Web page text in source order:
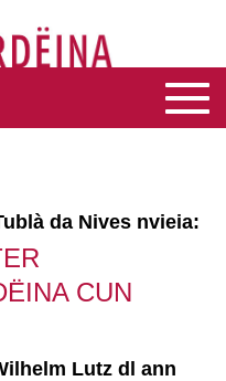
da Nives nvieia:
CUN
Lutz dl ann